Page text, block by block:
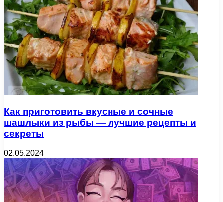
Как приготовить вкусные и сочные
шашлыки из рыбы — лучшие рецепты и
секреты
02.05.2024